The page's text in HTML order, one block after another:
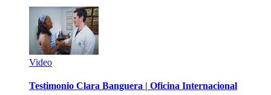
Video
Testimonio Clara Banguera | Oficina Internacional